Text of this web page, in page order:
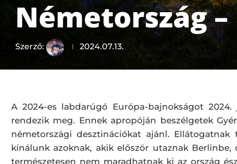
Németország –
Szerző: 2024.07.13.
A 2024-es labdarúgó Európa-bajnokságot
rendezik meg. Ennek apropóján beszélgetek
németországi desztinációkat ajánl.
kínálunk azoknak, akik először utaznak
természetesen nem maradhatnak ki az ország